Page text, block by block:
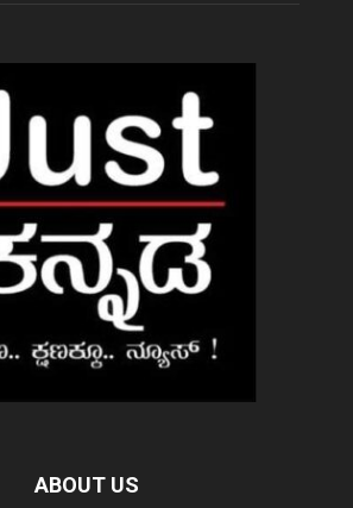
ABOUT US